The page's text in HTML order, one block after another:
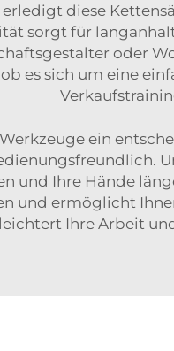
diese
sorgt für
oder
es sich um eine
ein
und Ihre Hände
und ermöglicht
Ihre Arbeit